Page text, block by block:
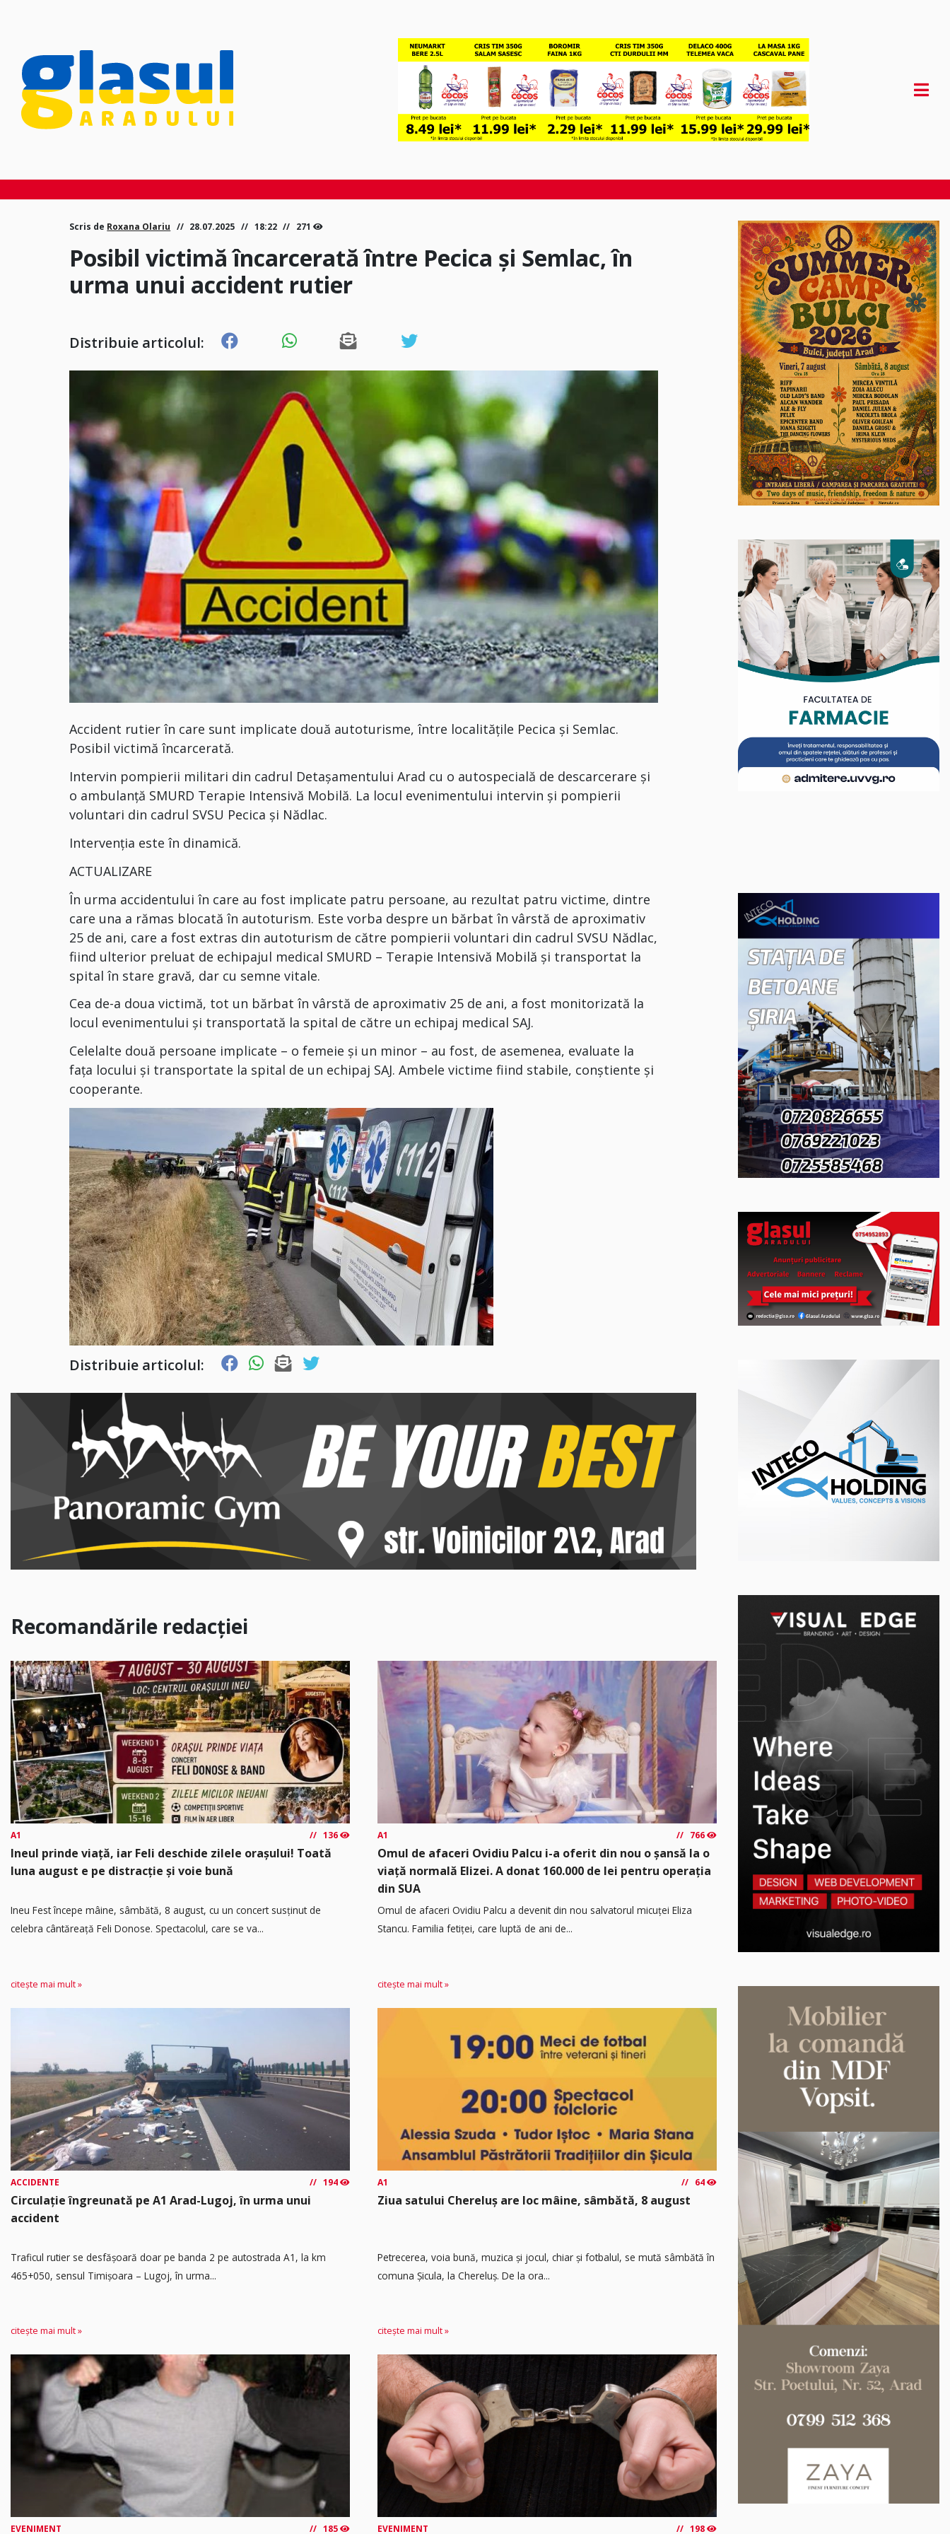
Scris de Roxana Olariu 28.07.2025 18:22 271
Posibil victimă încarcerată între Pecica și Semlac, în
urma unui accident rutier
Distribuie articolul:
Accident rutier în care sunt implicate două autoturisme, între localitățile Pecica și Semlac.
Posibil victimă încarcerată.
Intervin pompierii militari din cadrul Detașamentului Arad cu o autospecială de descarcerare și
o ambulanță SMURD Terapie Intensivă Mobilă. La locul evenimentului intervin și pompierii
voluntari din cadrul SVSU Pecica și Nădlac.
Intervenția este în dinamică.
ACTUALIZARE
În urma accidentului în care au fost implicate patru persoane, au rezultat patru victime, dintre
care una a rămas blocată în autoturism. Este vorba despre un bărbat în vârstă de aproximativ
25 de ani, care a fost extras din autoturism de către pompierii voluntari din cadrul SVSU Nădlac,
fiind ulterior preluat de echipajul medical SMURD – Terapie Intensivă Mobilă și transportat la
spital în stare gravă, dar cu semne vitale.
Cea de-a doua victimă, tot un bărbat în vârstă de aproximativ 25 de ani, a fost monitorizată la
locul evenimentului și transportată la spital de către un echipaj medical SAJ.
Celelalte două persoane implicate – o femeie și un minor – au fost, de asemenea, evaluate la
fața locului și transportate la spital de un echipaj SAJ. Ambele victime fiind stabile, conștiente și
cooperante.
Distribuie articolul:
Recomandările redacției
A1 136
Ineul prinde viață, iar Feli deschide zilele orașului! Toată
luna august e pe distracție și voie bună
Ineu Fest începe mâine, sâmbătă, 8 august, cu un concert susținut de
celebra cântăreață Feli Donose. Spectacolul, care se va...
citește mai mult »
A1 766
Omul de afaceri Ovidiu Palcu i-a oferit din nou o șansă la o
viață normală Elizei. A donat 160.000 de lei pentru operația
din SUA
Omul de afaceri Ovidiu Palcu a devenit din nou salvatorul micuței Eliza
Stancu. Familia fetiței, care luptă de ani de...
citește mai mult »
ACCIDENTE 194
Circulație îngreunată pe A1 Arad-Lugoj, în urma unui
accident
Traficul rutier se desfășoară doar pe banda 2 pe autostrada A1, la km
465+050, sensul Timişoara – Lugoj, în urma...
citește mai mult »
A1 64
Ziua satului Chereluș are loc mâine, sâmbătă, 8 august
Petrecerea, voia bună, muzica și jocul, chiar și fotbalul, se mută sâmbătă în
comuna Șicula, la Chereluș. De la ora...
citește mai mult »
EVENIMENT 185 EVENIMENT 198